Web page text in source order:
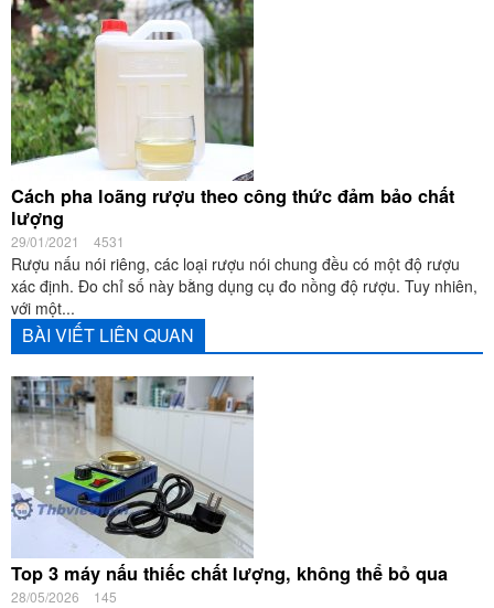
Cách pha loãng rượu theo công thức đảm bảo chất
lượng
29/01/2021 4531
Rượu nấu nói riêng, các loại rượu nói chung đều có một độ rượu
xác định. Đo chỉ số này bằng dụng cụ đo nồng độ rượu. Tuy nhiên,
với một...
BÀI VIẾT LIÊN QUAN
Top 3 máy nấu thiếc chất lượng, không thể bỏ qua
28/05/2026 145